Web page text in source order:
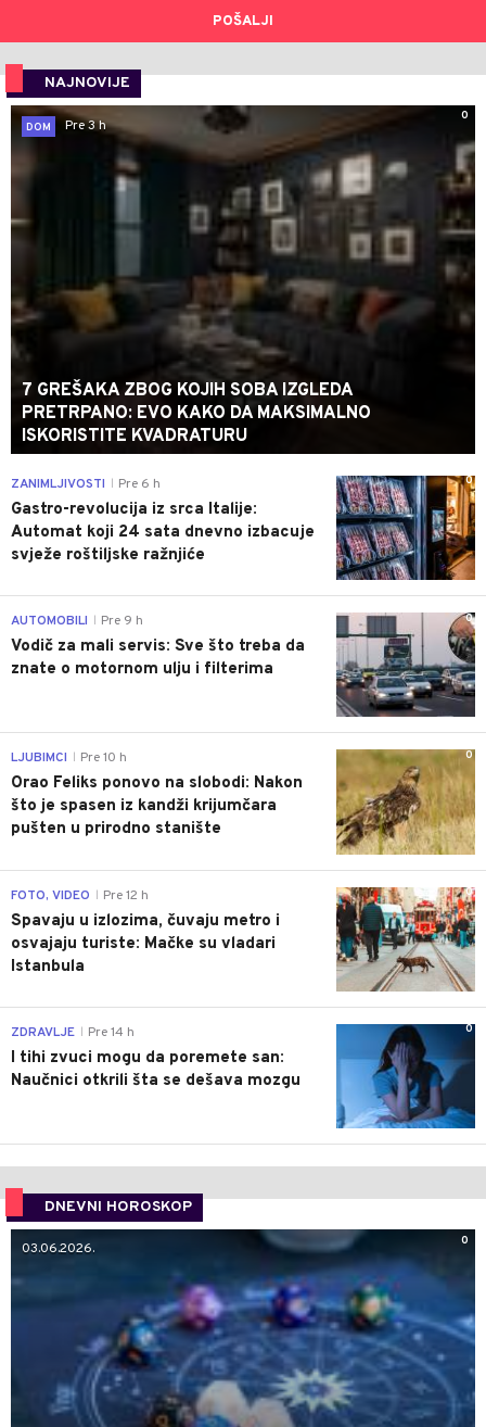
POŠALJI
NAJNOVIJE
0
DOM
Pre 3 h
7 GREŠAKA ZBOG KOJIH SOBA IZGLEDA
PRETRPANO: EVO KAKO DA MAKSIMALNO
ISKORISTITE KVADRATURU
0
ZANIMLJIVOSTI Pre 6 h
Gastro-revolucija iz srca Italije:
Automat koji 24 sata dnevno izbacuje
svježe roštiljske ražnjiće
0
AUTOMOBILI Pre 9 h
Vodič za mali servis: Sve što treba da
znate o motornom ulju i filterima
0
LJUBIMCI Pre 10 h
Orao Feliks ponovo na slobodi: Nakon
što je spasen iz kandži krijumčara
pušten u prirodno stanište
0
FOTO, VIDEO Pre 12 h
Spavaju u izlozima, čuvaju metro i
osvajaju turiste: Mačke su vladari
Istanbula
0
ZDRAVLJE Pre 14 h
I tihi zvuci mogu da poremete san:
Naučnici otkrili šta se dešava mozgu
DNEVNI HOROSKOP
0
03.06.2026.